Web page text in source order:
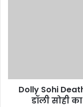
Dolly Sohi
डॉली सोही